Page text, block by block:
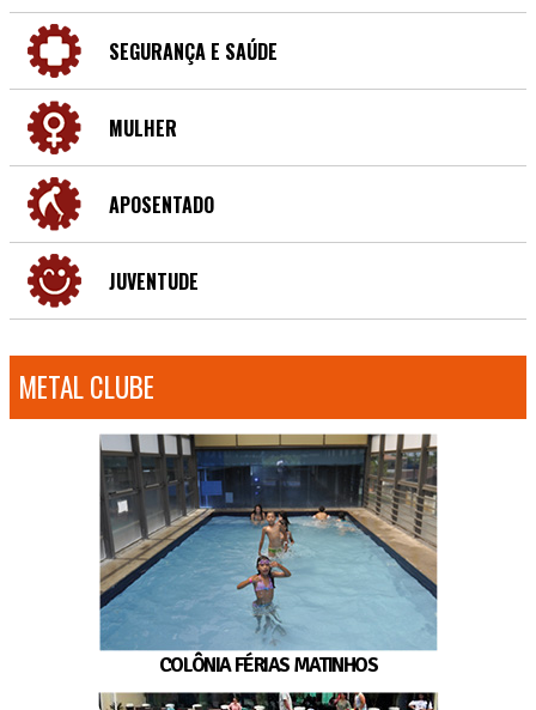
SEGURANÇA E SAÚDE
MULHER
APOSENTADO
JUVENTUDE
METAL CLUBE
COLÔNIA FÉRIAS MATINHOS